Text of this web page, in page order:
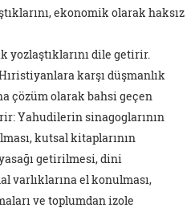
ekonomik olarak haksız
yozlaştıklarını dile getirir.
karşı düşmanlık
çözüm olarak bahsi geçen
Yahudilerin sinagoglarının
kutsal kitaplarının
getirilmesi, dini
varlıklarına el konulması,
ve toplumdan izole